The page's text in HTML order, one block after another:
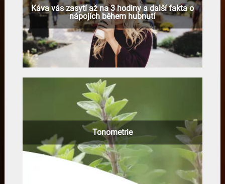
Káva vás zasytí až na 3 hodiny a další fakta o
nápojích během hubnutí
Tonometrie